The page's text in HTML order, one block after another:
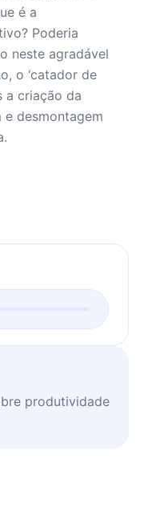
é a
Poderia
neste agradável
o ‘catador de
a criação da
e desmontagem
produtividade